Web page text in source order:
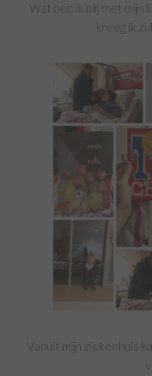
Wat ben ik blij met mijn
kreeg ik
Vanuit mijn ziekenhuis